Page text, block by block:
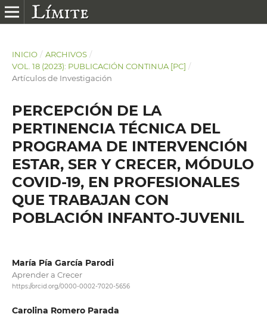
INICIO / ARCHIVOS /
VOL. 18 (2023): PUBLICACIÓN CONTINUA [PC] /
Artículos de Investigación
PERCEPCIÓN DE LA
PERTINENCIA TÉCNICA DEL
PROGRAMA DE INTERVENCIÓN
ESTAR, SER Y CRECER, MÓDULO
COVID-19, EN PROFESIONALES
QUE TRABAJAN CON
POBLACIÓN INFANTO-JUVENIL
María Pía García Parodi
Aprender a Crecer
https://orcid.org/0000-0002-7020-5656
Carolina Romero Parada